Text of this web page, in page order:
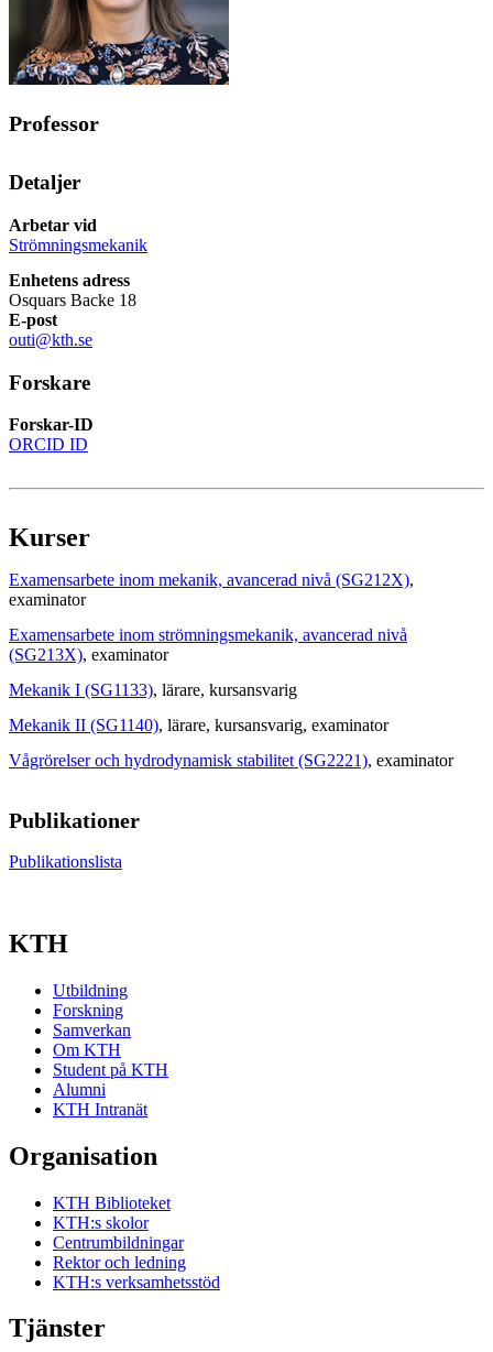
Professor
Detaljer
Arbetar vid
Strömningsmekanik
Enhetens adress
Osquars Backe 18
E-post
outi@kth.se
Forskare
Forskar-ID
ORCID ID
Kurser
Examensarbete inom mekanik, avancerad nivå (SG212X),
examinator
Examensarbete inom strömningsmekanik, avancerad nivå
(SG213X), examinator
Mekanik I (SG1133), lärare, kursansvarig
Mekanik II (SG1140), lärare, kursansvarig, examinator
Vågrörelser och hydrodynamisk stabilitet (SG2221), examinator
Publikationer
Publikationslista
KTH
Utbildning
Forskning
Samverkan
Om KTH
Student på KTH
Alumni
KTH Intranät
Organisation
KTH Biblioteket
KTH:s skolor
Centrumbildningar
Rektor och ledning
KTH:s verksamhetsstöd
Tjänster